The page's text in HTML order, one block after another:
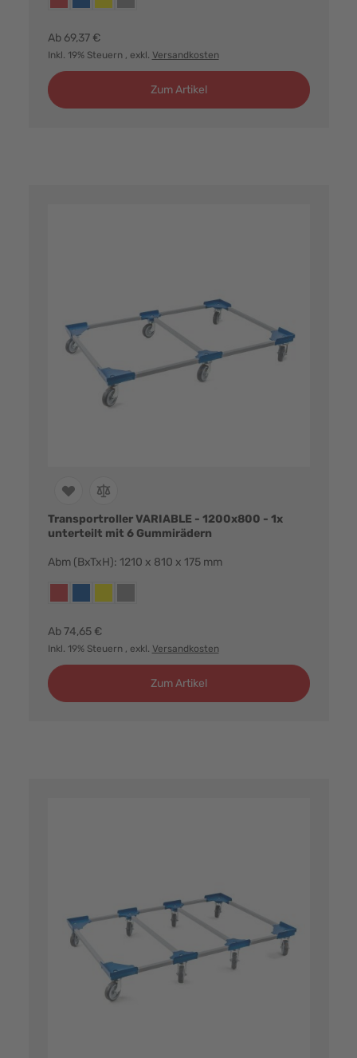
Ab 69,37 €
Inkl. 19% Steuern , exkl. Versandkosten
Zum Artikel
Transportroller VARIABLE - 1200x800 - 1x
unterteilt mit 6 Gummirädern
Abm (BxTxH): 1210 x 810 x 175 mm
Ab 74,65 €
Inkl. 19% Steuern , exkl. Versandkosten
Zum Artikel